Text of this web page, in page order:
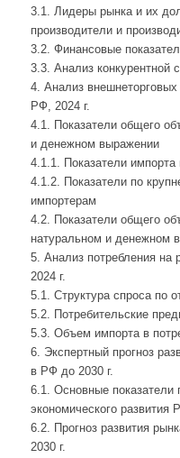
3.1. Лидеры рынка и их
производители и
3.2. Финансовые
3.3. Анализ конкурентной
4. Анализ
РФ, 2024 г.
4.1. Показатели общего
и денежном выражении
4.1.1. Показатели импорта
4.1.2. Показатели по
импортерам
4.2. Показатели общего
натуральном и денежном
5. Анализ потребления на
2024 г.
5.1. Структура спроса по
5.2. Потребительские
5.3. Объем импорта в
6. Экспертный прогноз
в РФ до 2030 г.
6.1. Основные показатели
экономического развития
6.2. Прогноз развития
2030 г.